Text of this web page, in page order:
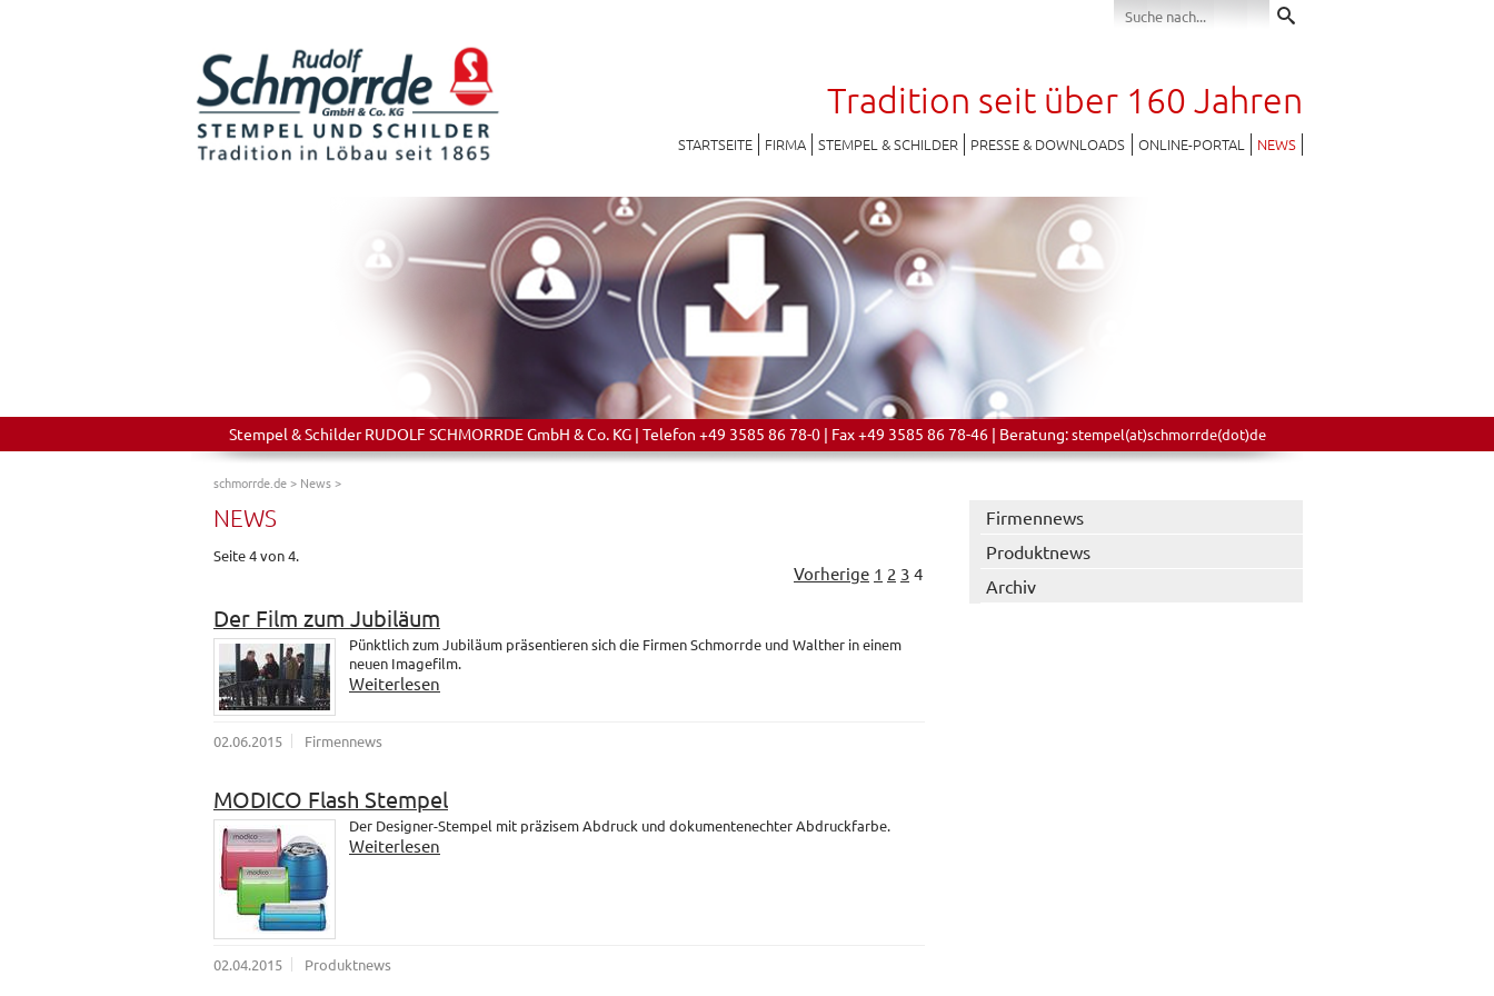
Tradition seit über 160 Jahren
STARTSEITE FIRMA STEMPEL & SCHILDER PRESSE & DOWNLOADS ONLINE-PORTAL NEWS
Stempel & Schilder RUDOLF SCHMORRDE GmbH & Co. KG | Telefon +49 3585 86 78-0 | Fax +49 3585 86 78-46 | Beratung:stempel(at)schmorrde(dot)de
schmorrde.de> News>
NEWS
Seite 4 von 4.
Vorherige 1 2 3 4
Der Film zum Jubiläum
Pünktlich zum Jubiläum präsentieren sich die Firmen Schmorrde und Walther in einem
neuen Imagefilm.
Weiterlesen
02.06.2015 Firmennews
MODICO Flash Stempel
Der Designer-Stempel mit präzisem Abdruck und dokumentenechter Abdruckfarbe.
Weiterlesen
02.04.2015 Produktnews
Firmennews
Produktnews
Archiv